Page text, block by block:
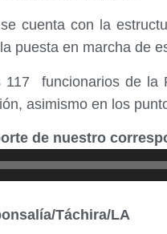
cuenta con la
puesta en marcha de
117 funcionarios de la
asimismo en los
de nuestro
Táchira/LA